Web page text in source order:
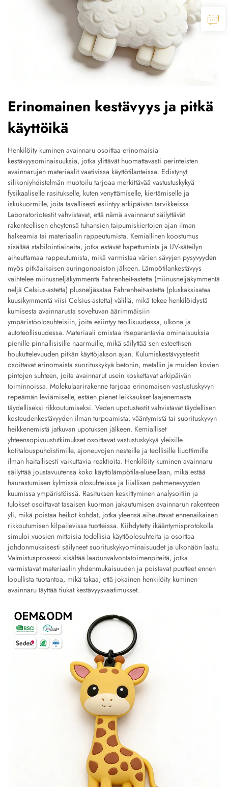
Erinomainen kestävyys ja pitkä
käyttöikä
Henkilöity kuminen avainnaru osoittaa erinomaisia
kestävyysominaisuuksia, jotka ylittävät huomattavasti perinteisten
avainnarujen materiaalit vaativissa käyttötilanteissa. Edistynyt
silikoniyhdistelmän muotoilu tarjoaa merkittävää vastustuskykyä
fysikaaliselle rasitukselle, kuten venyttämiselle, kiertämiselle ja
iskukuormille, joita tavallisesti esiintyy arkipäivän tarvikkeissa.
Laboratoriotestit vahvistavat, että nämä avainnarut säilyttävät
rakenteellisen eheytensä tuhansien taipumiskiertojen ajan ilman
halkeamia tai materiaalin rappeutumista. Kemiallinen koostumus
sisältää stabilointiaineita, jotka estävät hapettumista ja UV-säteilyn
aiheuttamaa rappeutumista, mikä varmistaa värien sävyjen pysyvyyden
myös pitkäaikaisen auringonpaiston jälkeen. Lämpötilankestävyys
vaihtelee miinusneljäkymmentä Fahrenheit-astetta (miinusneljäkymmentä
neljä Celsius-astetta) plusneljäsataa Fahrenheit-astetta (pluskaksisataa
kuusikymmentä viisi Celsius-astetta) välillä, mikä tekee henkilöidystä
kumisesta avainnarusta soveltuvan äärimmäisiin
ympäristöolosuhteisiin, joita esiintyy teollisuudessa, ulkona ja
autoteollisuudessa. Materiaali omistaa itseparantavia ominaisuuksia
pienille pinnallisisille naarmuille, mikä säilyttää sen esteettisen
houkuttelevuuden pitkän käyttöjakson ajan. Kulumiskestävyystestit
osoittavat erinomaista suorituskykyä betonin, metallin ja muiden kovien
pintojen suhteen, joita avainnarut usein koskettavat arkipäivän
toiminnoissa. Molekulaarirakenne tarjoaa erinomaisen vastustuskyvyn
repeämän leviämiselle, estäen pienet leikkaukset laajenemasta
täydelliseksi rikkoutumiseksi. Veden upotustestit vahvistavat täydellisen
kosteudenkestävyyden ilman turpoamista, vääntymistä tai suorituskyvyn
heikkenemistä jatkuvan upotuksen jälkeen. Kemialliset
yhteensopivuustutkimukset osoittavat vastustuskykyä yleisille
kotitalouspuhdistimille, ajoneuvojen nesteille ja teollisille liuottimille
ilman haitallisesti vaikuttavia reaktioita. Henkilöity kuminen avainnaru
säilyttää joustavuutensa koko käyttölämpötila-alueellaan, mikä estää
haurastumisen kylmissä olosuhteissa ja liiallisen pehmenevyyden
kuumissa ympäristöissä. Rasituksen keskittyminen analysoitiin ja
tulokset osoittavat tasaisen kuorman jakautumisen avainnarun rakenteen
yli, mikä poistaa heikot kohdat, jotka yleensä aiheuttavat ennenaikaisen
rikkoutumisen kilpailevissa tuotteissa. Kiihdytetty ikääntymisprotokolla
simuloi vuosien mittaisia todellisia käyttöolosuhteita ja osoittaa
johdonmukaisesti säilyneet suorituskykyominaisuudet ja ulkonäön laatu.
Valmistusprosessi sisältää laadunvalvontatoimenpiteitä, jotka
varmistavat materiaalin yhdenmukaisuuden ja poistavat puutteet ennen
lopullista tuotantoa, mikä takaa, että jokainen henkilöity kuminen
avainnaru täyttää tiukat kestävyysvaatimukset.